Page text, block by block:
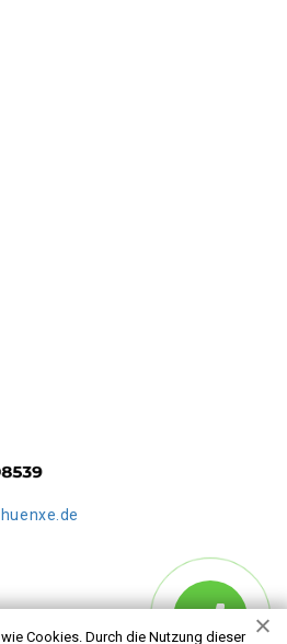
Cookies. Durch die Nutzung dieser